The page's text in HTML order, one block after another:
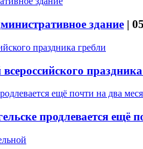
здание |
продлевается ещё